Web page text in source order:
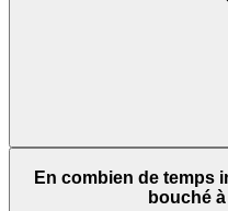
En combien de temps
bouché